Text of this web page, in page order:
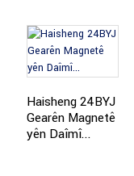
Haisheng 24BYJ
Gearên Magnetê
yên Daîmî...